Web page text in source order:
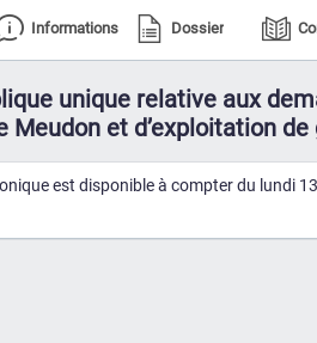
Informations Dossier
unique relative aux
Meudon et d’exploitation
est disponible à compter du lundi